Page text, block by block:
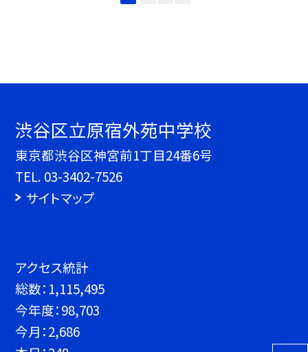
渋谷区立原宿外苑中学校
東京都渋谷区神宮前1丁目24番6号
TEL. 03-3402-7526
サイトマップ
アクセス統計
総数： 1,115,495
今年度：98,703
今月：2,686